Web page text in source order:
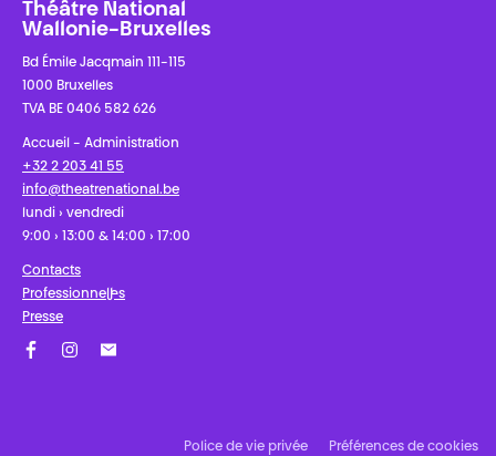
Théâtre National
Wallonie-Bruxelles
Bd Émile Jacqmain 111-115
1000 Bruxelles
TVA BE 0406 582 626
Accueil - Administration
+32 2 203 41 55
info@theatrenational.be
lundi › vendredi
9:00 › 13:00 & 14:00 › 17:00
Contacts
Professionnel·les
Presse
Police de vie privée
Préférences de cookies